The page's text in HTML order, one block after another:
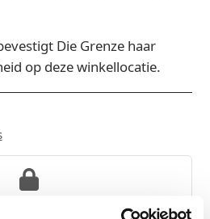
Die Grenze haar
op deze winkellocatie.
licentiehouders